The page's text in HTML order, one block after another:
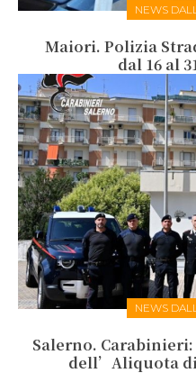
NEWS
Maiori. Polizia
dal 16 al
NEWS
Salerno.
dell’Aliquota